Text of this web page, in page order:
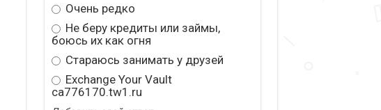
Очень редко
Не беру кредиты или займы,
боюсь их как огня
Стараюсь занимать у друзей
Exchange Your Vault
ca776170.tw1.ru